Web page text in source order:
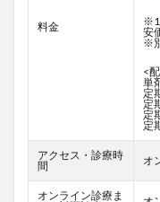
料金
安
※
<
単
定
定
定
定
アクセス・診療時
間
オ
オンライン診療ま